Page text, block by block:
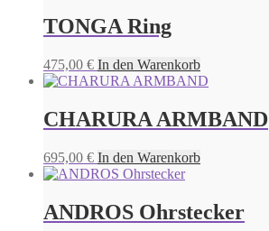
TONGA Ring
475,00 € In den Warenkorb
CHARURA ARMBAND
695,00 € In den Warenkorb
ANDROS Ohrstecker